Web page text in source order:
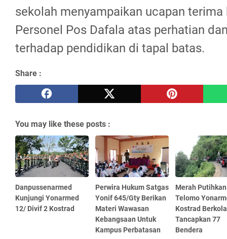
sekolah menyampaikan ucapan terima
Personel Pos Dafala atas perhatian
terhadap pendidikan di tapal batas.
Share :
You may like these posts :
Danpussenarmed
Kunjungi Yonarmed
12/ Divif 2 Kostrad
Perwira Hukum Satgas
Yonif 645/Gty Berikan
Materi Wawasan
Kebangsaan Untuk
Kampus Perbatasan
Merah Putihkan
Telomo
Kostrad
Tancapkan 77
Bendera